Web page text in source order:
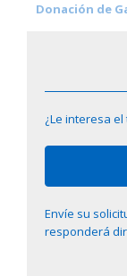
Donación de
¿Le interesa
Envíe su
responderá